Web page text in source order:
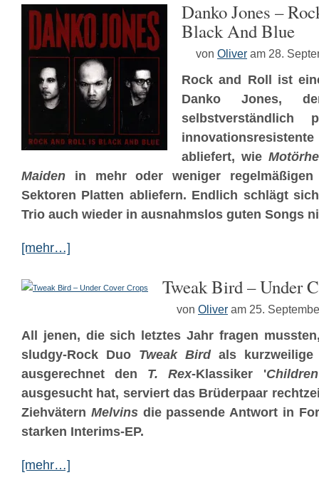
Danko Jones –
Black And Blue
von Oliver am 28.
Rock and Roll ist
Danko Jones,
selbstverständlich
abliefert, wie
Maiden in mehr oder weniger
Sektoren Platten abliefern. Endlich schlägt
Trio auch wieder in ausnahmslos guten Songs
[mehr…]
Tweak Bird – Under
von Oliver am 25.
All jenen, die sich letztes Jahr fragen
sludgy-Rock Duo Tweak Birdals kurzweilige
ausgerechnet den T. Rex-Klassiker '
ausgesucht hat, serviert das Brüderpaar
Ziehvätern Melvinsdie passende Antwort in
starken Interims-EP.
[mehr…]